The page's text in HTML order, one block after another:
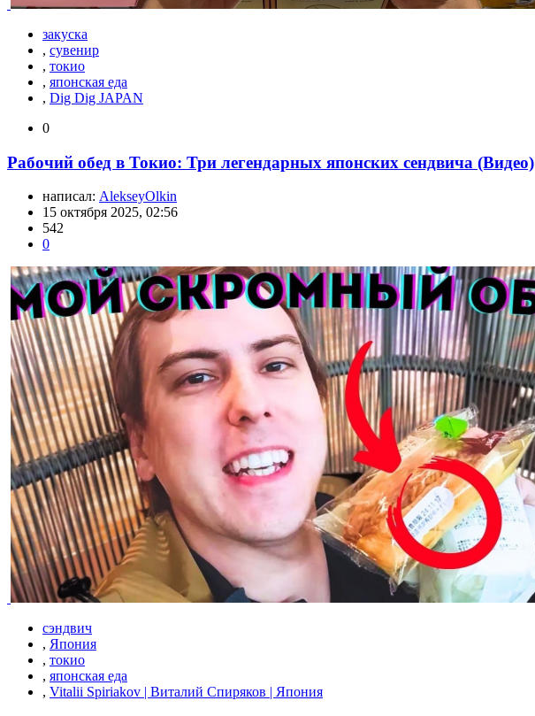
закуска
, сувенир
, токио
, японская еда
, Dig Dig JAPAN
0
Рабочий обед в Токио: Три легендарных японских сендвича (Видео)
написал: AlekseyOlkin
15 октября 2025, 02:56
542
0
сэндвич
, Япония
, токио
, японская еда
, Vitalii Spiriakov | Виталий Спиряков | Япония